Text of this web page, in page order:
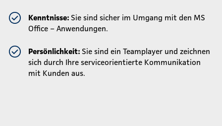
Kenntnisse: Sie sind sicher im Umgang mit den MS
Office – Anwendungen.
Persönlichkeit: Sie sind ein Teamplayer und zeichnen
sich durch Ihre serviceorientierte Kommunikation
mit Kunden aus.